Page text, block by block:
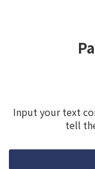
Input your text
tell